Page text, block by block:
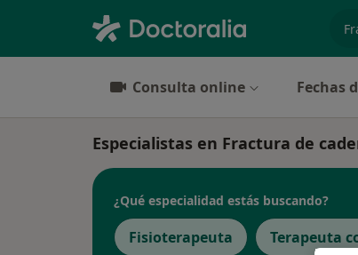
Consulta online Fechas
Especialistas en Fractura de
¿Qué especialidad estás buscando?
Fisioterapeuta Terapeuta